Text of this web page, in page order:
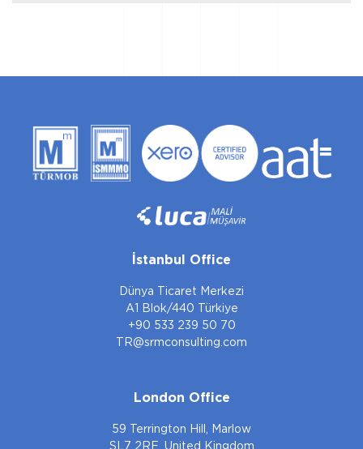
İstanbul Office
Dünya Ticaret Merkezi
A1 Blok/440 Türkiye
+90 533 239 50 70
TR@srmconsulting.com
London Office
59 Terrington Hill, Marlow
SL7 2RE, United Kingdom